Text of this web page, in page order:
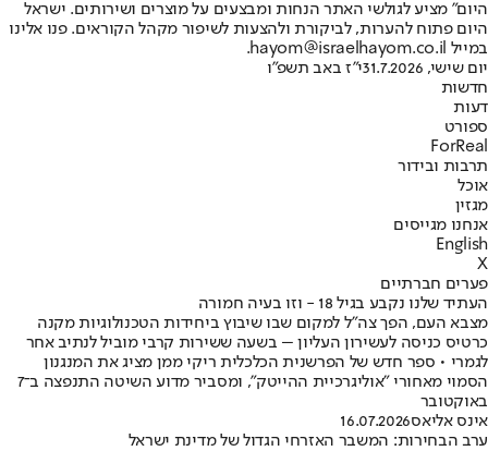
היום" מציע לגולשי האתר הנחות ומבצעים על מוצרים ושירותים. ישראל
היום פתוח להערות, לביקורת ולהצעות לשיפור מקהל הקוראים. פנו אלינו
במייל hayom@israelhayom.co.il.
יום שישי, 31.7.2026
י"ז באב תשפ"ו
חדשות
דעות
ספורט
ForReal
תרבות ובידור
אוכל
מגזין
אנחנו מגייסים
English
X
פערים חברתיים
העתיד שלנו נקבע בגיל 18 - וזו בעיה חמורה
מצבא העם, הפך צה"ל למקום שבו שיבוץ ביחידות הטכנולוגיות מקנה
כרטיס כניסה לעשירון העליון – בשעה ששירות קרבי מוביל לנתיב אחר
לגמרי • ספר חדש של הפרשנית הכלכלית ריקי ממן מציג את המנגנון
הסמוי מאחורי "אוליגרכיית ההייטק", ומסביר מדוע השיטה התנפצה ב־7
באוקטובר
אינס אליאס16.07.2026
ערב הבחירות: המשבר האזרחי הגדול של מדינת ישראל